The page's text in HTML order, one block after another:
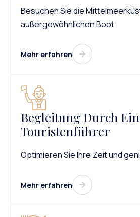
Besuchen Sie die
außergewöhnlichen Boot
Mehr erfahren
Begleitung Durch
Touristenführer
Optimieren Sie Ihre Zeit und
Mehr erfahren